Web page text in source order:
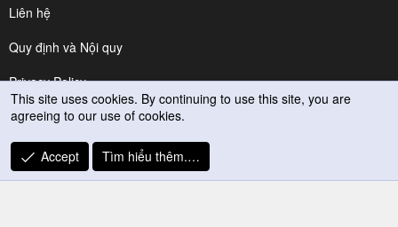
Liên hệ
Quy định và Nội quy
Privacy Policy
Trợ giúp
R
S
This site uses cookies. By continuing to use this site, you are
agreeing to our use of cookies.
Accept Tìm hiểu thêm.…